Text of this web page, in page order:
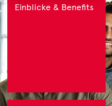
Einblicke & Benefits